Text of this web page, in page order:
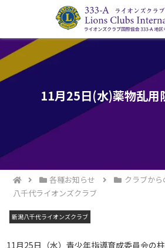
ライオンズクラブ国際協会333-A地区の活動
11月25日(水)薬物乱用
各種お知らせ クラブか
八千代ライオンズクラブ
新潟八千代ライオンズクラブ
11月25日（水）青少年指導育成委員会の